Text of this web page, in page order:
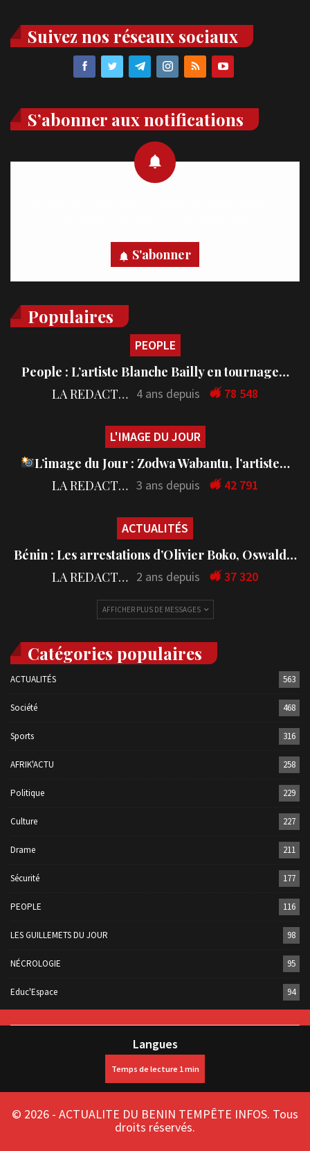
Suivez nos réseaux sociaux
S’abonner aux notifications
S'abonner
Populaires
PEOPLE
People : L’artiste Blanche Bailly en tournage…
LA REDACTION 4 ans depuis 78 548
L'IMAGE DU JOUR
L’image du Jour : Zodwa Wabantu, l’artiste…
LA REDACTION 3 ans depuis 42 791
ACTUALITÉS
Bénin : Les arrestations d’Olivier Boko, Oswald…
LA REDACTION 2 ans depuis 37 320
AFFICHER PLUS DE MESSAGES
Catégories populaires
ACTUALITÉS 563
Société 468
Sports 316
AFRIK'ACTU 258
Politique 229
Culture 227
Drame 211
Sécurité 177
PEOPLE 116
LES GUILLEMETS DU JOUR 98
NÉCROLOGIE 95
Educ'Espace 94
Langues
© 2026 - ACTUALITE DU BENIN TEMPÊTE INFOS. Tous
droits réservés.